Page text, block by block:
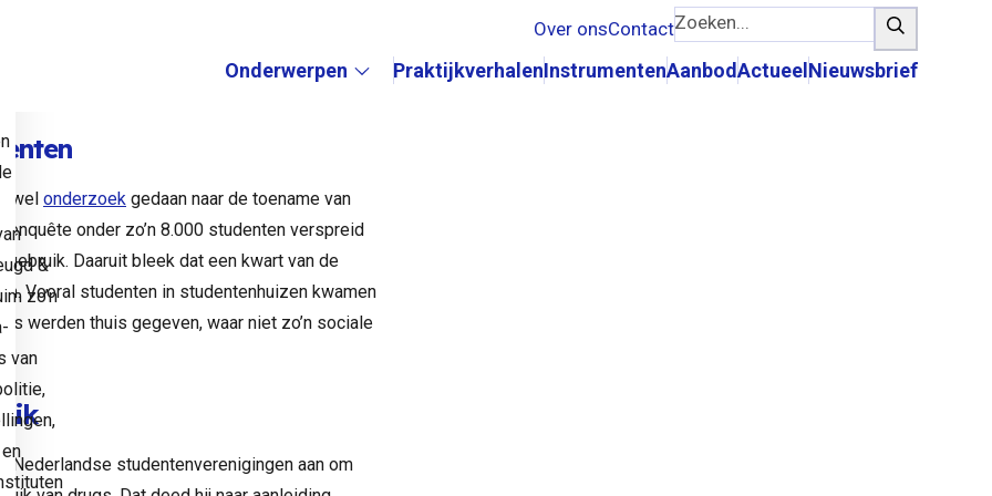
Onderwerpen PraktijkverhalenInstrumentenAanbodActueel Nieuwsbrief
Over onsContactZoeken... Zoeken
had gebruikt. Omdat er niet eerder
instituut niet spreken van een stijging of
wel onderzoek gedaan naar de toename van
onder zo’n 8.000 studenten verspreid
Daaruit bleek dat een kwart van de
Vooral studenten in studentenhuizen kwamen
werden thuis gegeven, waar niet zo’n sociale
studentenverenigingen aan om
&
zo’n
van